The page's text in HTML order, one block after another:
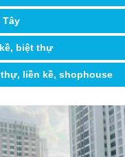
Tây
biệt thự
liền kề, shophouse